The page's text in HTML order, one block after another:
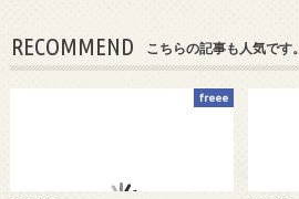
RECOMMEND こちらの記事も人気です。
freee